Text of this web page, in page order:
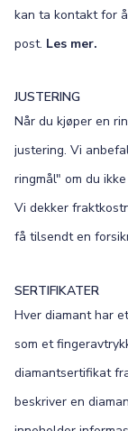
kan ta kontakt for
post. Les mer.
JUSTERING
Når du kjøper en
justering. Vi
ringmål" om du
Vi dekker
få tilsendt en
SERTIFIKATER
Hver diamant har
som et
diamantsertifikat
beskriver en